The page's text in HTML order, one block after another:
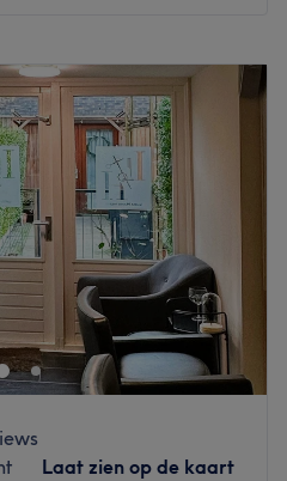
–17:30
10:00–21:00
09:00–20:00
08:30–18:00
10:00–17:00
10:00–17:00
, voormalig Cut & Go ,is een
mannen, studenten en
voor het knippen, stylen of
wordt er gewerkt volgens
venue
Laat zien op de kaart